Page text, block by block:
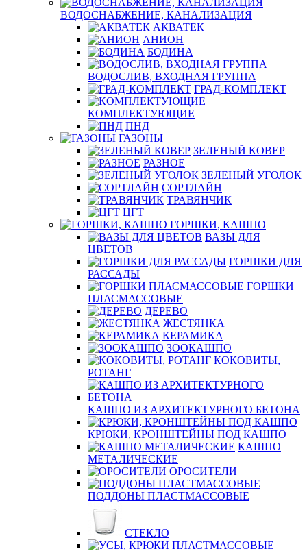
ВОДОСНАБЖЕНИЕ, КАНАЛИЗАЦИЯ
АКВАТЕК
АНИОН
БОДИНА
ВОДОСЛИВ, ВХОДНАЯ ГРУППА
ГРАД-КОМПЛЕКТ
КОМПЛЕКТУЮЩИЕ
ПНД
ГАЗОНЫ
ЗЕЛЕНЫЙ КОВЕР
РАЗНОЕ
ЗЕЛЕНЫЙ УГОЛОК
СОРТЛАЙН
ТРАВЯНЧИК
ЦГТ
ГОРШКИ, КАШПО
ВАЗЫ ДЛЯ
ЦВЕТОВ
ГОРШКИ ДЛЯ
РАССАДЫ
ГОРШКИ
ПЛАСМАССОВЫЕ
ДЕРЕВО
ЖЕСТЯНКА
КЕРАМИКА
ЗООКАШПО
КОКОВИТЫ,
РОТАНГ
КАШПО ИЗ АРХИТЕКТУРНОГО БЕТОНА
КРЮКИ, КРОНШТЕЙНЫ ПОД КАШПО
КАШПО
МЕТАЛИЧЕСКИЕ
ОРОСИТЕЛИ
ПОДДОНЫ ПЛАСТМАССОВЫЕ
СТЕКЛО